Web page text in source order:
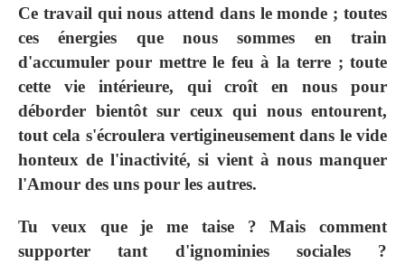
Ce travail qui nous attend dans le monde ; toutes
ces énergies que nous sommes en train
d'accumuler pour mettre le feu à la terre ; toute
cette vie intérieure, qui croît en nous pour
déborder bientôt sur ceux qui nous entourent,
tout cela s'écroulera vertigineusement dans le vide
honteux de l'inactivité, si vient à nous manquer
l'Amour des uns pour les autres.
Tu veux que je me taise ? Mais comment
supporter tant d'ignominies sociales ?